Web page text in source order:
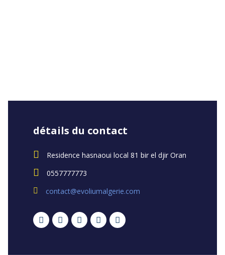
détails du contact
Residence hasnaoui local 81 bir el djir Oran
0557777773
contact@evoliumalgerie.com